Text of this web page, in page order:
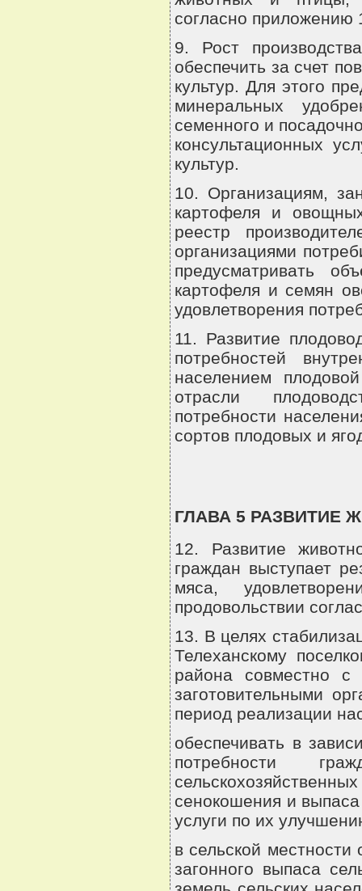
согласно приложению
9. Рост
обеспечить за счет
культур. Для этого
минеральных
семенного и
консультационных
культур.
10. Организациям,
картофеля и
реестр
организациями
предусматривать
картофеля и семян
удовлетворения
11. Развитие
потребностей
населением
отрасли
потребности
сортов плодовых и
ГЛАВА 5 РАЗВИТИЕ
12. Развитие
граждан выступает
мяса,
продовольствии
13. В целях
Телеханскому
района совместно с
заготовительными
период реализации
обеспечивать в
потребности
сенокошения и
услуги по их
в сельской
загонного выпаса